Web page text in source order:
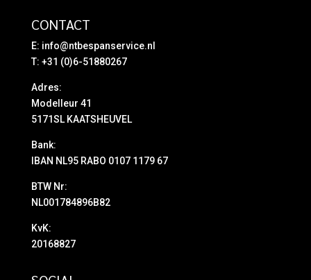
CONTACT
E: info@ntbespanservice.nl
T: +31 (0)6-51880267
Adres:
Modelleur 41
5171SL KAATSHEUVEL
Bank:
IBAN NL95 RABO 0107 1179 67
BTW Nr:
NL001784896B82
KvK:
20168827